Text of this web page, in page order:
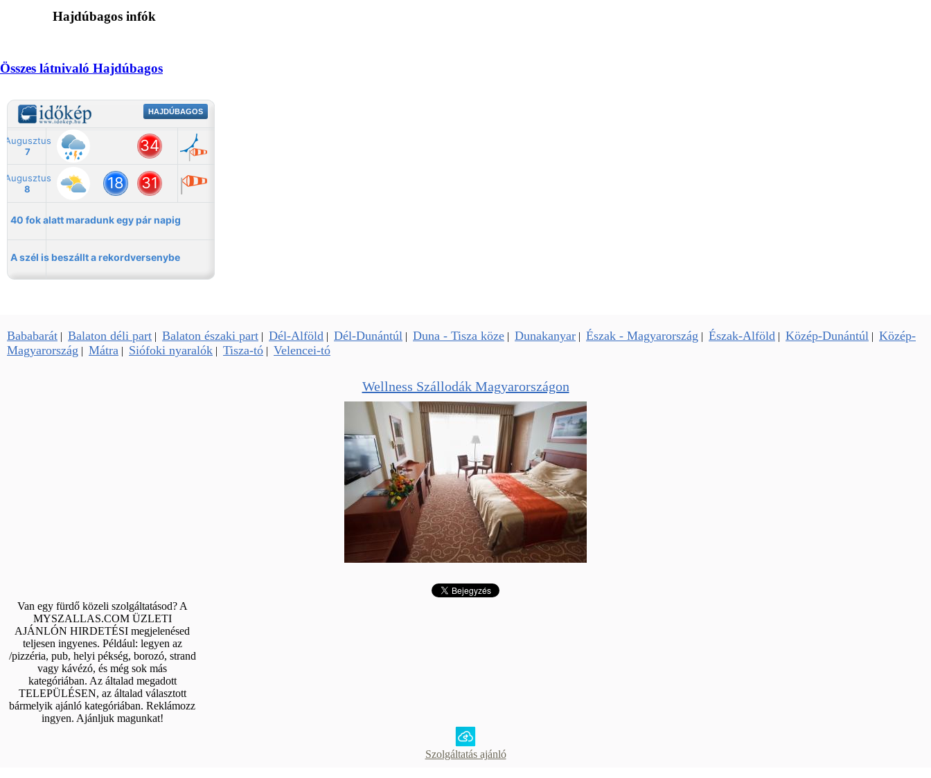
Hajdúbagos infók
Összes látnivaló Hajdúbagos
Bababarát | Balaton déli part | Balaton északi part | Dél-Alföld | Dél-Dunántúl | Duna - Tisza köze | Dunakanyar | Észak - Magyarország | Észak-Alföld | Közép-Dunántúl | Közép-
Magyarország | Mátra | Siófoki nyaralók | Tisza-tó | Velencei-tó
Wellness Szállodák Magyarországon
Van egy fürdő közeli szolgáltatásod? A
MYSZALLAS.COM ÜZLETI
AJÁNLÓN HIRDETÉSI megjelenésed
teljesen ingyenes. Például: legyen az
/pizzéria, pub, helyi pékség, borozó, strand
vagy kávézó, és még sok más
kategóriában. Az általad megadott
TELEPÜLÉSEN, az általad választott
bármelyik ajánló kategóriában. Reklámozz
ingyen. Ajánljuk magunkat!
Szolgáltatás ajánló